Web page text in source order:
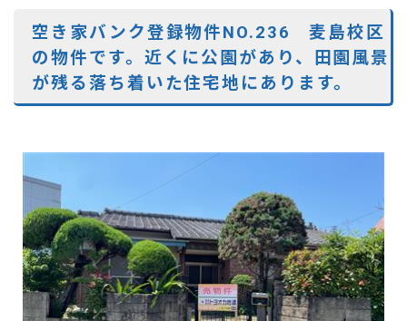
空き家バンク登録物件NO.236 麦島校区
の物件です。近くに公園があり、田園風景
が残る落ち着いた住宅地にあります。